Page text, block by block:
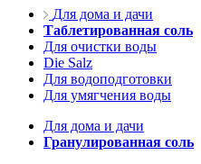
Для дома и дачи
Таблетированная соль
Для очистки воды
Die Salz
Для водоподготовки
Для умягчения воды
Для дома и дачи
Гранулированная соль